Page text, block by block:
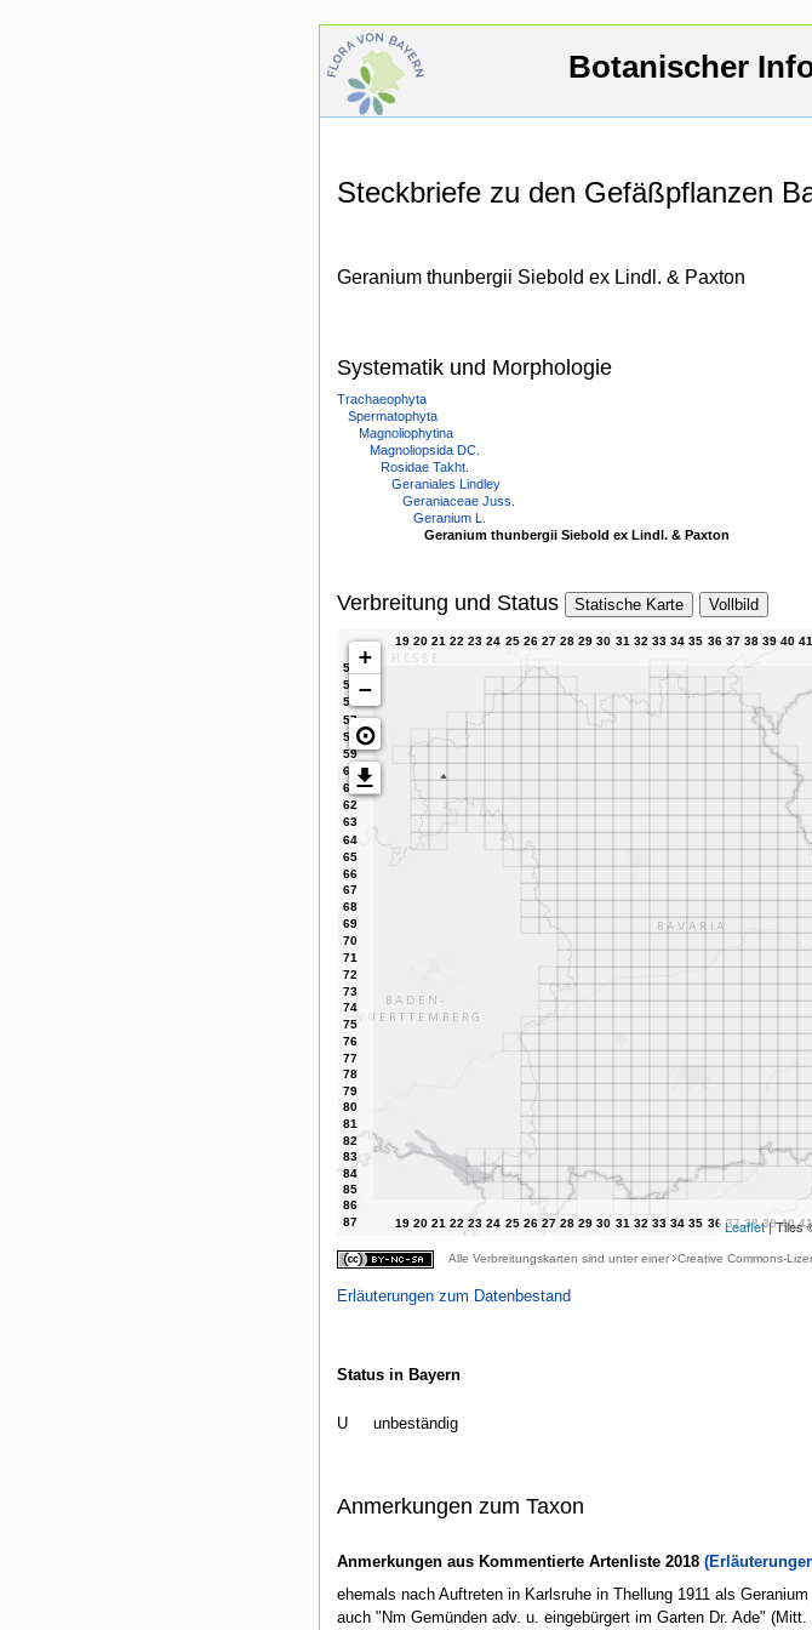
Botanischer
Steckbriefe zu den Gefäßpflanzen
Geranium thunbergii Siebold ex Lindl. & Paxton
Systematik und Morphologie
Trachaeophyta
Spermatophyta
Magnoliophytina
Magnoliopsida DC.
Rosidae Takht.
Geraniales Lindley
Geraniaceae Juss.
Geranium L.
Geranium thunbergii Siebold ex Lindl. & Paxton
Verbreitung und Status Statische Karte Vollbild
+
−
⊙
Leaflet| Tiles
Alle Verbreitungskarten sind unter einer Creative Commons-
Erläuterungen zum Datenbestand
Status in Bayern
U unbeständig
Anmerkungen zum Taxon
Anmerkungen aus Kommentierte Artenliste 2018
ehemals nach Auftreten in Karlsruhe in Thellung 1911 als
auch "Nm Gemünden adv. u. eingebürgert im Garten Dr. Ade"